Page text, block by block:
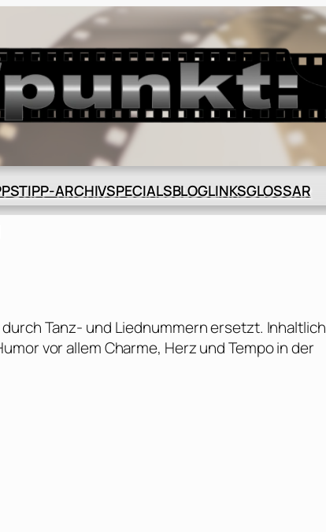
TIPP-ARCHIVSPECIALSBLOGLINKSGLOSSAR
Tanz- und Liednummern ersetzt. Inhaltlich
vor allem Charme, Herz und Tempo in der